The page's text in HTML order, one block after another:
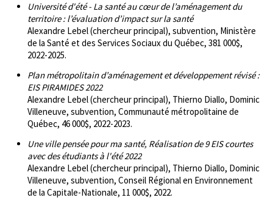
Université d'été - La santé au cœur de l’aménagement du
territoire : l’évaluation d’impact sur la santé
Alexandre Lebel (chercheur principal), subvention, Ministère
de la Santé et des Services Sociaux du Québec, 381 000$,
2022-2025.
Plan métropolitain d’aménagement et développement révisé :
EIS PIRAMIDES 2022
Alexandre Lebel (chercheur principal), Thierno Diallo, Dominic
Villeneuve, subvention, Communauté métropolitaine de
Québec, 46 000$, 2022-2023.
Une ville pensée pour ma santé, Réalisation de 9 EIS courtes
avec des étudiants à l'été 2022
Alexandre Lebel (chercheur principal), Thierno Diallo, Dominic
Villeneuve, subvention, Conseil Régional en Environnement
de la Capitale-Nationale, 11 000$, 2022.